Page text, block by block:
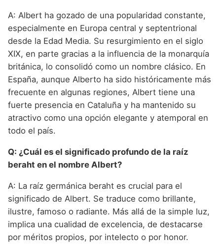
A: Albert ha gozado de una popularidad constante,
especialmente en Europa central y septentrional
desde la Edad Media. Su resurgimiento en el siglo
XIX, en parte gracias a la influencia de la monarquía
británica, lo consolidó como un nombre clásico. En
España, aunque Alberto ha sido históricamente más
frecuente en algunas regiones, Albert tiene una
fuerte presencia en Cataluña y ha mantenido su
atractivo como una opción elegante y atemporal en
todo el país.
Q: ¿Cuál es el significado profundo de la raíz
beraht en el nombre Albert?
A: La raíz germánica beraht es crucial para el
significado de Albert. Se traduce como brillante,
ilustre, famoso o radiante. Más allá de la simple luz,
implica una cualidad de excelencia, de destacarse
por méritos propios, por intelecto o por honor.